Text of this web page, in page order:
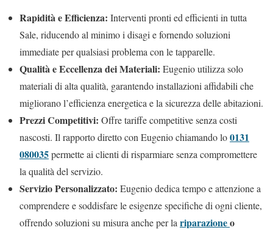
Rapidità e Efficienza: Interventi pronti ed efficienti in tutta
Sale, riducendo al minimo i disagi e fornendo soluzioni
immediate per qualsiasi problema con le tapparelle.
Qualità e Eccellenza dei Materiali: Eugenio utilizza solo
materiali di alta qualità, garantendo installazioni affidabili che
migliorano l’efficienza energetica e la sicurezza delle abitazioni.
Prezzi Competitivi: Offre tariffe competitive senza costi
nascosti. Il rapporto diretto con Eugenio chiamando lo0131
080035permette ai clienti di risparmiare senza compromettere
la qualità del servizio.
Servizio Personalizzato: Eugenio dedica tempo e attenzione a
comprendere e soddisfare le esigenze specifiche di ogni cliente,
offrendo soluzioni su misura anche per la riparazioneo